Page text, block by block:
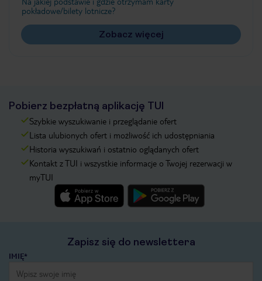
pokładowe/bilety lotnicze?
Zobacz więcej
Pobierz bezpłatną aplikację TUI
Szybkie wyszukiwanie i przeglądanie ofert
Lista ulubionych ofert i możliwość ich udostępniania
Historia wyszukiwań i ostatnio oglądanych ofert
Kontakt z TUI i wszystkie informacje o Twojej rezerwacji w
myTUI
Zapisz się do newslettera
IMIĘ*